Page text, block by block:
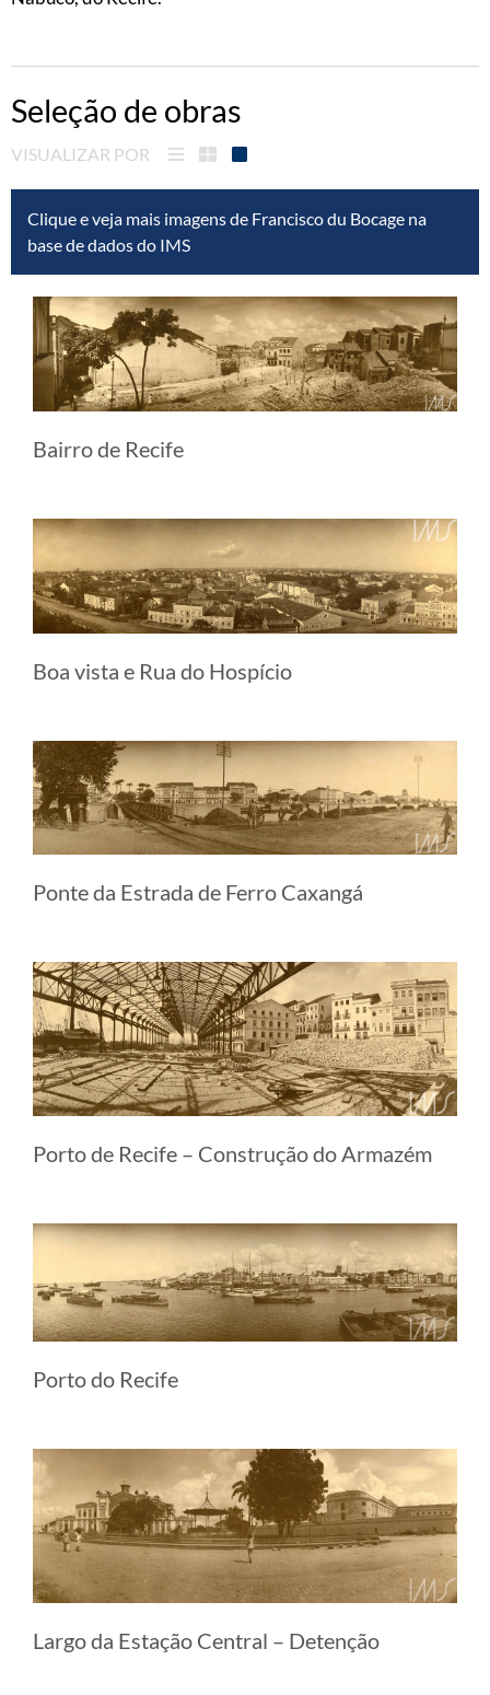
Seleção de obras
VISUALIZAR POR
Clique e veja mais imagens de Francisco du Bocage na
base de dados do IMS
Bairro de Recife
Boa vista e Rua do Hospício
Ponte da Estrada de Ferro Caxangá
Porto de Recife – Construção do Armazém
Porto do Recife
Largo da Estação Central – Detenção